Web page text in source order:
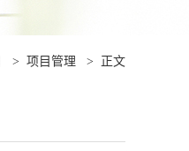
> 项目管理 > 正文